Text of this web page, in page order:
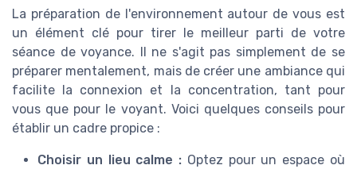
La préparation de l'environnement autour de vous est
un élément clé pour tirer le meilleur parti de votre
séance de voyance. Il ne s'agit pas simplement de se
préparer mentalement, mais de créer une ambiance qui
facilite la connexion et la concentration, tant pour
vous que pour le voyant. Voici quelques conseils pour
établir un cadre propice :
Choisir un lieu calme : Optez pour un espace où